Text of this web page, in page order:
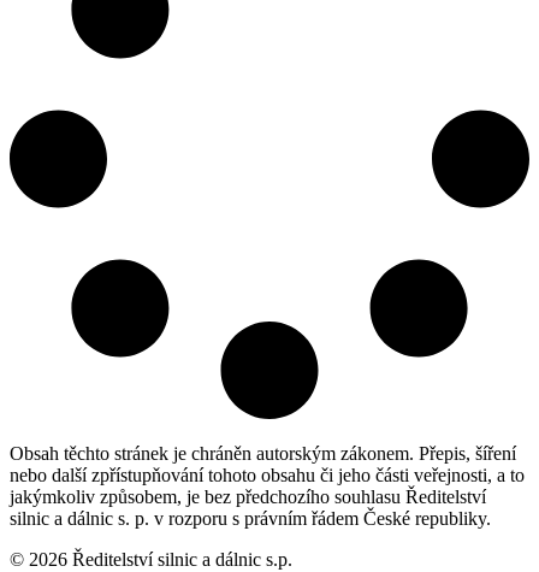
Obsah těchto stránek je chráněn autorským zákonem. Přepis, šíření
nebo další zpřístupňování tohoto obsahu či jeho části veřejnosti, a to
jakýmkoliv způsobem, je bez předchozího souhlasu Ředitelství
silnic a dálnic s. p. v rozporu s právním řádem České republiky.
© 2026 Ředitelství silnic a dálnic s.p.